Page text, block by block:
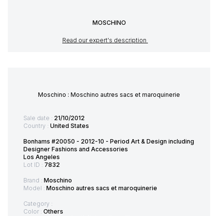
MOSCHINO
Read our expert's description
Moschino : Moschino autres sacs et maroquinerie
Sale date : 21/10/2012
Country : United States
Bonhams #20050 - 2012-10 - Period Art & Design including
Designer Fashions and Accessories
Los Angeles
Lot ID : 7832
Brand : Moschino
Model : Moschino autres sacs et maroquinerie
Category :
Color : Others